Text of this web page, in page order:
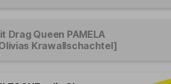
Drag Queen PAMELA
Krawallschachtel]